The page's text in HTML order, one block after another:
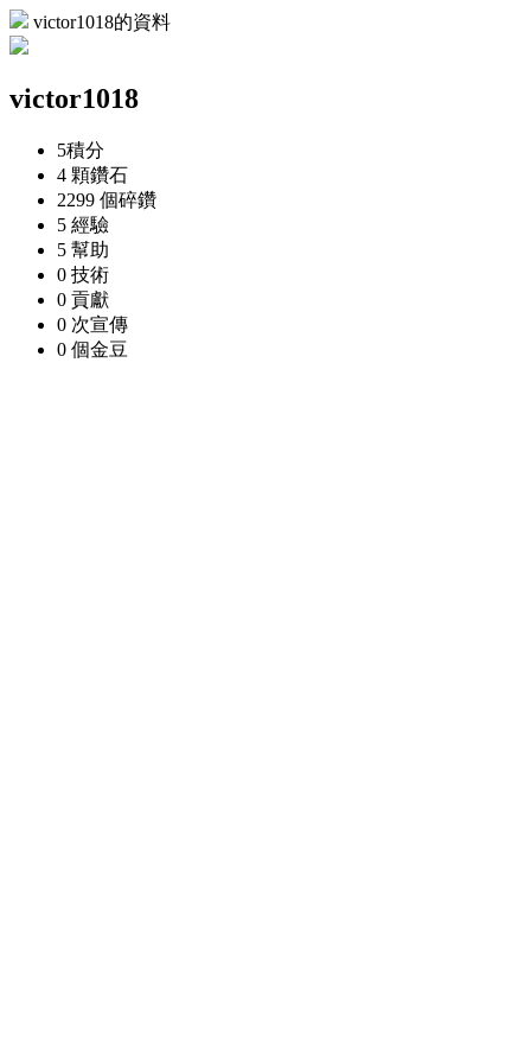
victor1018的資料
victor1018
5積分
4 顆鑽石
2299 個碎鑽
5 經驗
5 幫助
0 技術
0 貢獻
0 次宣傳
0 個金豆